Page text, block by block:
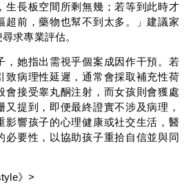
生長板空間所剩無幾；若等到此時才
超前，藥物也幫不到太多。」建議家
求專業評估。
，她指出需視乎個案成因作干預。若
致病理性延遲，通常會採取補充性荷
會接受睾丸酮注射，而女孩則會獲處
又提到，即便最終證實不涉及病理，
影響孩子的心理健康或社交生活，醫
必要性，以協助孩子重拾自信並與同
》>